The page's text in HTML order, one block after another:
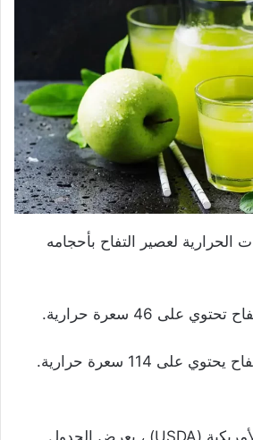
لعصير التفاح بأحجامه